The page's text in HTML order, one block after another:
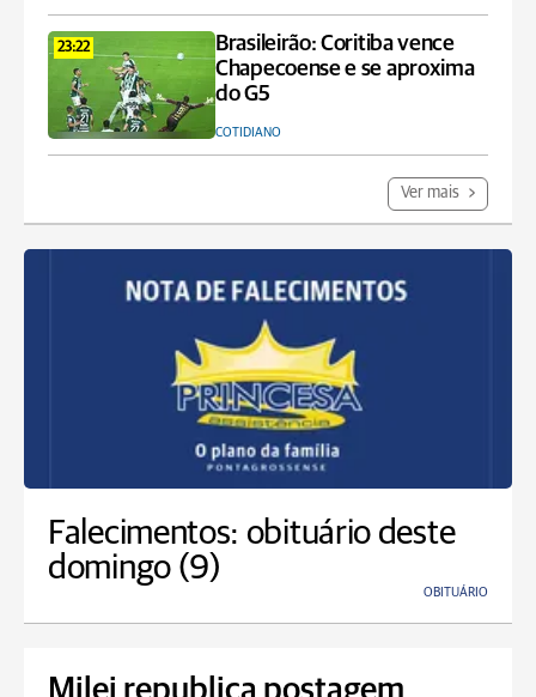
23:22
Brasileirão: Coritiba vence
Chapecoense e se aproxima
do G5
COTIDIANO
Ver mais
Falecimentos: obituário deste
domingo (9)
OBITUÁRIO